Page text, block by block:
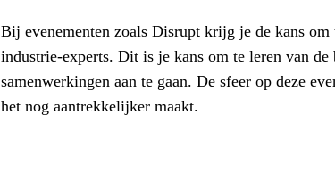
Bij evenementen zoals Disrupt krijg je de kans om
industrie-experts. Dit is je kans om te leren van
samenwerkingen aan te gaan. De sfeer op deze
het nog aantrekkelijker maakt.